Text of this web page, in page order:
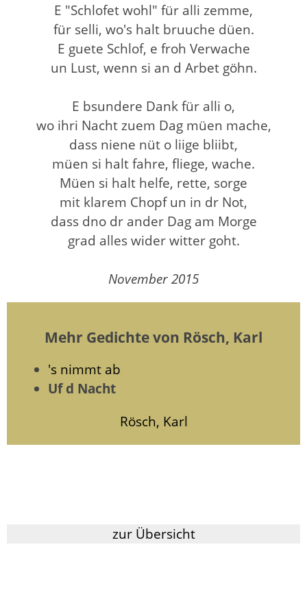
E "Schlofet wohl" für alli zemme,
für selli, wo's halt bruuche düen.
E guete Schlof, e froh Verwache
un Lust, wenn si an d Arbet göhn.
E bsundere Dank für alli o,
wo ihri Nacht zuem Dag müen mache,
dass niene nüt o liige bliibt,
müen si halt fahre, fliege, wache.
Müen si halt helfe, rette, sorge
mit klarem Chopf un in dr Not,
dass dno dr ander Dag am Morge
grad alles wider witter goht.
November 2015
Mehr Gedichte von Rösch, Karl
's nimmt ab
Uf d Nacht
Rösch, Karl
zur Übersicht